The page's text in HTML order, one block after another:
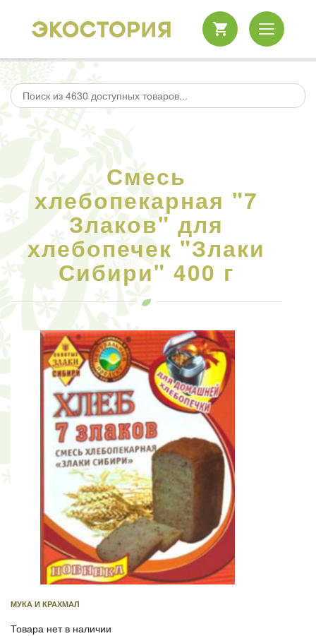
Смесь
хлебопекарная "7
Злаков" для
хлебопечек "Злаки
Сибири" 400 г
МУКА И КРАХМАЛ
Товара нет в наличии